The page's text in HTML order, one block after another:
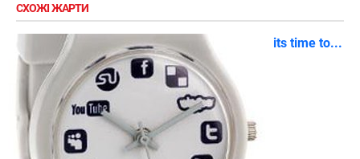
СХОЖІ ЖАРТИ
its time to...